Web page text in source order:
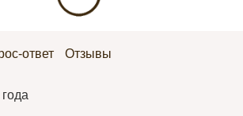
ответ Отзывы